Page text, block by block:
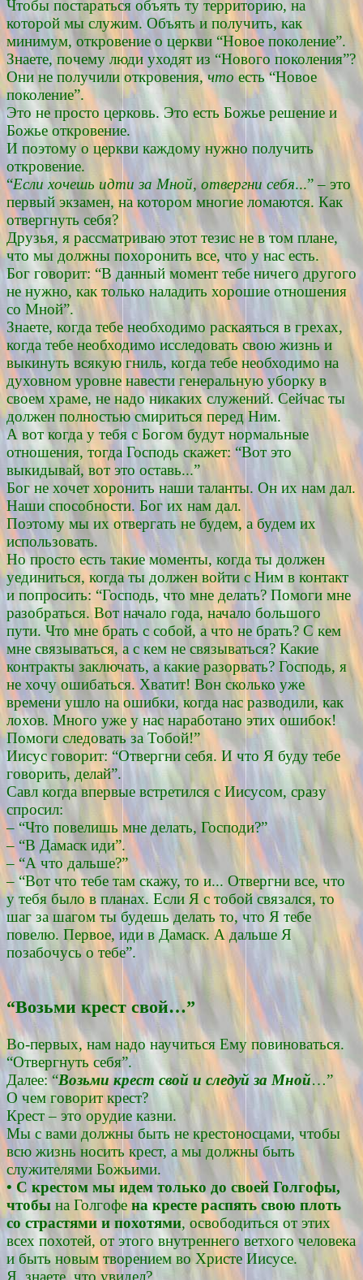
Чтобы постараться объять ту территорию, на
которой мы служим. Объять и получить, как
минимум, откровение о церкви “Новое поколение”.
Знаете, почему люди уходят из “Нового поколения”?
Они не получили откровения,что есть “Новое
поколение”.
Это не просто церковь. Это есть Божье решение и
Божье откровение.
И поэтому о церкви каждому нужно получить
откровение.
“Если хочешь идти за Мной, отвергни себя...” – это
первый экзамен, на котором многие ломаются. Как
отвергнуть себя?
Друзья, я рассматриваю этот тезис не в том плане,
что мы должны похоронить все, что у нас есть.
Бог говорит: “В данный момент тебе ничего другого
не нужно, как только наладить хорошие отношения
со Мной”.
Знаете, когда тебе необходимо раскаяться в грехах,
когда тебе необходимо исследовать свою жизнь и
выкинуть всякую гниль, когда тебе необходимо на
духовном уровне навести генеральную уборку в
своем храме, не надо никаких служений. Сейчас ты
должен полностью смириться перед Ним.
А вот когда у тебя с Богом будут нормальные
отношения, тогда Господь скажет: “Вот это
выкидывай, вот это оставь...”
Бог не хочет хоронить наши таланты. Он их нам дал.
Наши способности. Бог их нам дал.
Поэтому мы их отвергать не будем, а будем их
использовать.
Но просто есть такие моменты, когда ты должен
уединиться, когда ты должен войти с Ним в контакт
и попросить: “Господь, что мне делать? Помоги мне
разобраться. Вот начало года, начало большого
пути. Что мне брать с собой, а что не брать? С кем
мне связываться, а с кем не связываться? Какие
контракты заключать, а какие разорвать? Господь, я
не хочу ошибаться. Хватит! Вон сколько уже
времени ушло на ошибки, когда нас разводили, как
лохов. Много уже у нас наработано этих ошибок!
Помоги следовать за Тобой!”
Иисус говорит: “Отвергни себя. И что Я буду тебе
говорить, делай”.
Савл когда впервые встретился с Иисусом, сразу
спросил:
– “Что повелишь мне делать, Господи?”
– “В Дамаск иди”.
– “А что дальше?”
– “Вот что тебе там скажу, то и... Отвергни все, что
у тебя было в планах. Если Я с тобой связался, то
шаг за шагом ты будешь делать то, что Я тебе
повелю. Первое, иди в Дамаск. А дальше Я
позабочусь о тебе”.
“Возьми крест свой…”
Во-первых, нам надо научиться Ему повиноваться.
“Отвергнуть себя”.
Далее: “Возьми крест свой и следуй за Мной…”
О чем говорит крест?
Крест – это орудие казни.
Мы с вами должны быть не крестоносцами, чтобы
всю жизнь носить крест, а мы должны быть
служителями Божьими.
• С крестом мы идем только до своей Голгофы,
чтобына Голгофе на кресте распять свою плоть
со страстями и похотями, освободиться от этих
всех похотей, от этого внутреннего ветхого человека
и быть новым творением во Христе Иисусе.
Я, знаете, что увидел?